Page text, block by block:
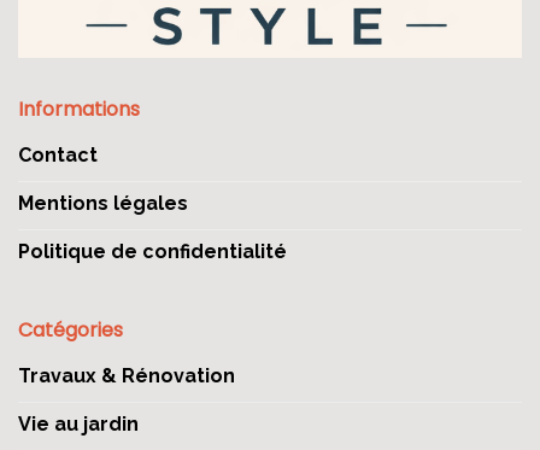
Informations
Contact
Mentions légales
Politique de confidentialité
Catégories
Travaux & Rénovation
Vie au jardin